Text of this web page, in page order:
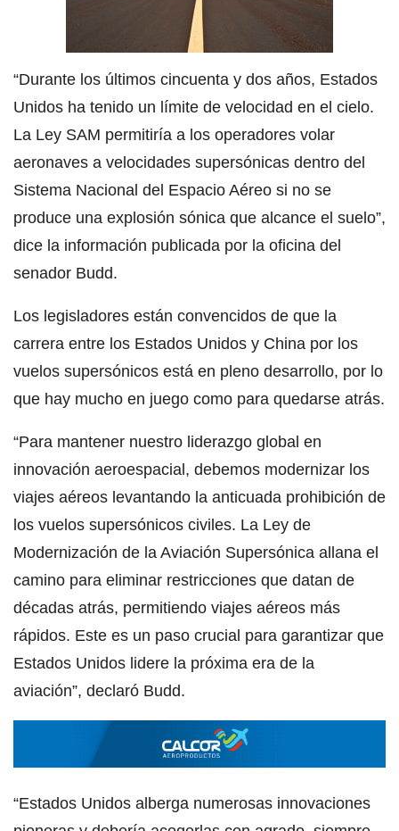
“Durante los últimos cincuenta y dos años, Estados
Unidos ha tenido un límite de velocidad en el cielo.
La Ley SAM permitiría a los operadores volar
aeronaves a velocidades supersónicas dentro del
Sistema Nacional del Espacio Aéreo si no se
produce una explosión sónica que alcance el suelo”,
dice la información publicada por la oficina del
senador Budd.
Los legisladores están convencidos de que la
carrera entre los Estados Unidos y China por los
vuelos supersónicos está en pleno desarrollo, por lo
que hay mucho en juego como para quedarse atrás.
“Para mantener nuestro liderazgo global en
innovación aeroespacial, debemos modernizar los
viajes aéreos levantando la anticuada prohibición de
los vuelos supersónicos civiles. La Ley de
Modernización de la Aviación Supersónica allana el
camino para eliminar restricciones que datan de
décadas atrás, permitiendo viajes aéreos más
rápidos. Este es un paso crucial para garantizar que
Estados Unidos lidere la próxima era de la
aviación”, declaró Budd.
“Estados Unidos alberga numerosas innovaciones